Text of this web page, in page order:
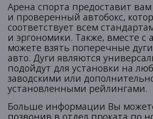
Арена спорта предоставит
и проверенный автобокс,
соответствует всем
и эргономики. Также, вместе с
можете взять поперечные
авто. Дуги являются
подойдут для установки на
заводскими или
установленными рейлингами.
Больше информации Вы
позвонив в отдел проката по